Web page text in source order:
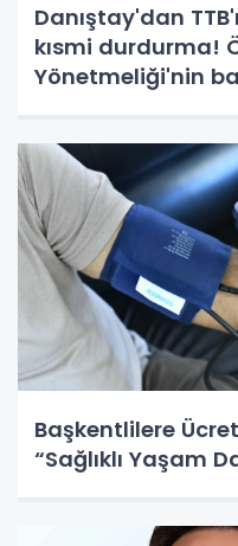
Danıştay'dan
kısmi durdurma!
Yönetmeliği'nin
Başkentlilere
“Sağlıklı Yaşam